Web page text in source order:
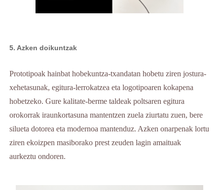
5. Azken doikuntzak
Prototipoak hainbat hobekuntza-txandatan hobetu ziren jostura-
xehetasunak, egitura-lerrokatzea eta logotipoaren kokapena
hobetzeko. Gure kalitate-berme taldeak poltsaren egitura
orokorrak iraunkortasuna mantentzen zuela ziurtatu zuen, bere
silueta dotorea eta modernoa mantenduz. Azken onarpenak lortu
ziren ekoizpen masiborako prest zeuden lagin amaituak
aurkeztu ondoren.